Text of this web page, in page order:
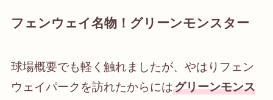
フェンウェイ名物！グリーンモンスター
球場概要でも軽く触れましたが、やはりフェン
ウェイパークを訪れたからにはグリーンモンス